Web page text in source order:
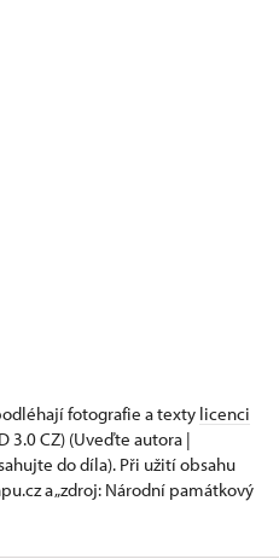
fotografie a texty licenci
3.0 CZ) (Uveďte autora |
do díla). Při užití obsahu
a „zdroj: Národní památkový